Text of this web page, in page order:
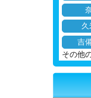
久
吉
その他